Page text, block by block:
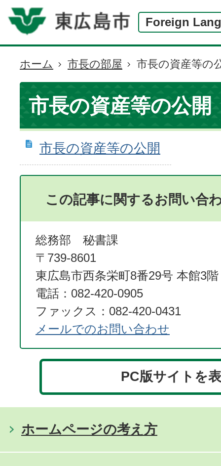
Foreign
現
在
の
位
置
ホーム 市長の部屋 市長の資産等の
市長の資産等の公開
市長の資産等の公開
この記事に関するお問い合
総務部 秘書課
〒739-8601
東広島市西条栄町8番29号 本館3階
電話：082-420-0905
ファックス：082-420-0431
メールでのお問い合わせ
PC版サイトを
ホームページの考え方